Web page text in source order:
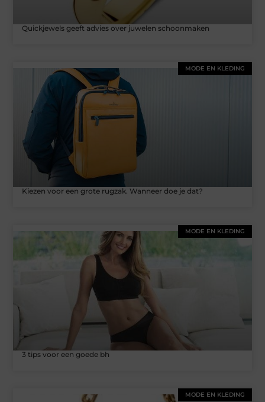
Quickjewels geeft advies over juwelen schoonmaken
MODE EN KLEDING
Kiezen voor een grote rugzak. Wanneer doe je dat?
MODE EN KLEDING
3 tips voor een goede bh
MODE EN KLEDING